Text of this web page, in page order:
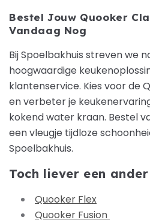
Bestel Jouw Quooker
Vandaag Nog
Bij Spoelbakhuis streven we
hoogwaardige
klantenservice. Kies voor de
en verbeter je
kokend water kraan. Bestel
een vleugje tijdloze
Spoelbakhuis.
Toch liever een
Quooker Flex
Quooker Fusion